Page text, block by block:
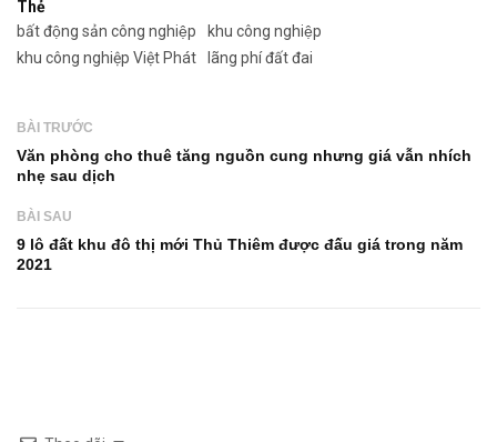
Thẻ
bất động sản công nghiệp
khu công nghiệp
khu công nghiệp Việt Phát
lãng phí đất đai
BÀI TRƯỚC
Văn phòng cho thuê tăng nguồn cung nhưng giá vẫn nhích
nhẹ sau dịch
BÀI SAU
9 lô đất khu đô thị mới Thủ Thiêm được đấu giá trong năm
2021